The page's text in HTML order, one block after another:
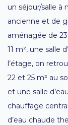
un séjour/salle à
ancienne et de
aménagée de
11 m², une salle
l’étage, on
22 et 25 m² au
et une salle
chauffage
d’eau chaude